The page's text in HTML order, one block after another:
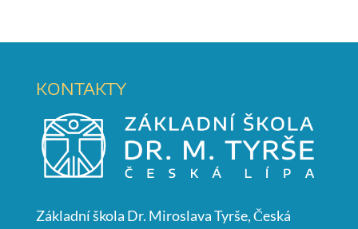
KONTAKTY
Základní škola Dr. Miroslava Tyrše, Česká